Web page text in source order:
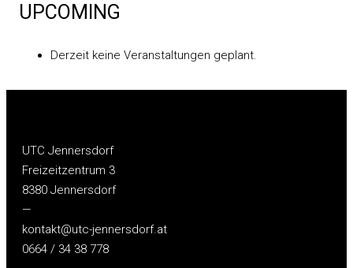
UPCOMING
Derzeit keine Veranstaltungen geplant.
UTC Jennersdorf
Freizeitzentrum 3
8380 Jennersdorf
—
kontakt@utc-jennersdorf.at
0664 / 34 38 778